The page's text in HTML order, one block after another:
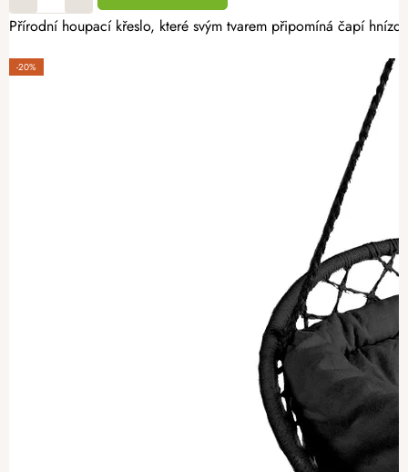
Přírodní houpací křeslo, které svým tvarem připomíná čapí
-20%